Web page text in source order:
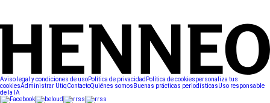
Aviso legal y condiciones de usoPolítica de privacidad Política de cookiespersonaliza tus
cookiesAdministrar UtiqContactoQuiénes somos Buenas prácticas periodísticasUso responsable
de la IA